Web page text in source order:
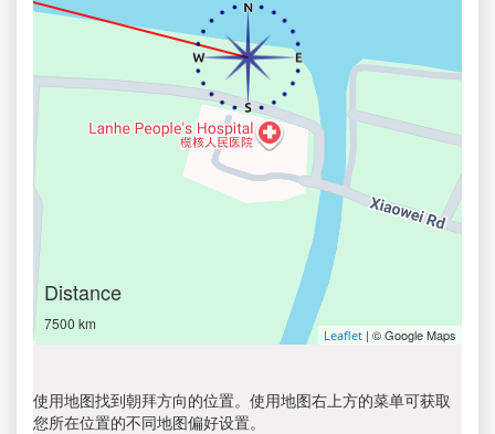
Distance
7500 km
Leaflet | © Google Maps
使用地图找到朝拜方向的位置。使用地图右上方的菜单可获取
您所在位置的不同地图偏好设置。